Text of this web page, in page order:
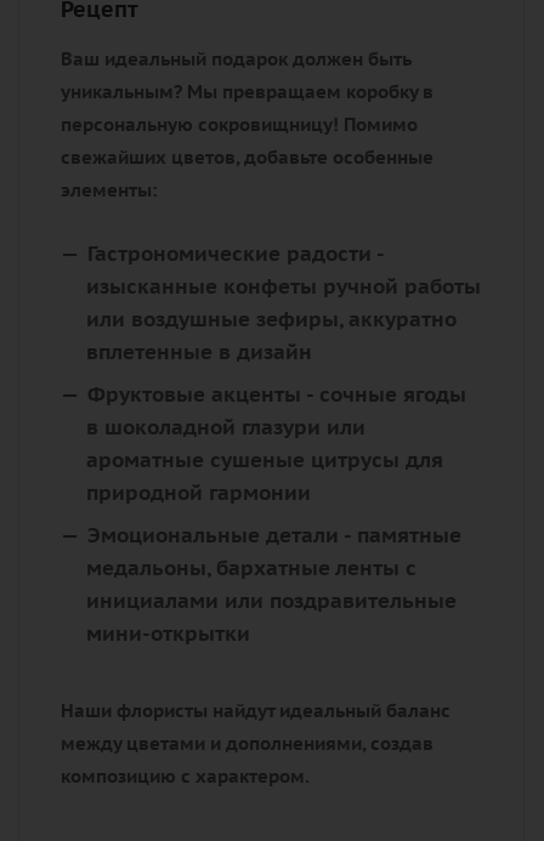
Рецепт
Ваш идеальный подарок должен быть
уникальным? Мы превращаем коробку в
персональную сокровищницу! Помимо
свежайших цветов, добавьте особенные
элементы:
Гастрономические радости -
изысканные конфеты ручной работы
или воздушные зефиры, аккуратно
вплетенные в дизайн
Фруктовые акценты - сочные ягоды
в шоколадной глазури или
ароматные сушеные цитрусы для
природной гармонии
Эмоциональные детали - памятные
медальоны, бархатные ленты с
инициалами или поздравительные
мини-открытки
Наши флористы найдут идеальный баланс
между цветами и дополнениями, создав
композицию с характером.